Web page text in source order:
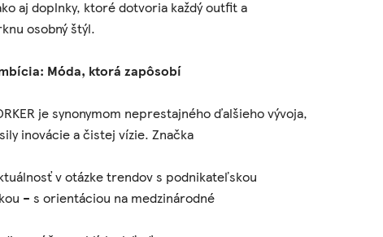
aj doplnky, ktoré dotvoria každý outfit a
osobný štýl.
Móda, ktorá zapôsobí
je synonymom neprestajného ďalšieho vývoja,
inovácie a čistej vízie. Značka
v otázke trendov s podnikateľskou
– s orientáciou na medzinárodné